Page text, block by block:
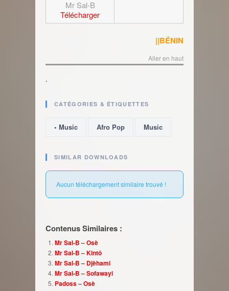
Mr Sal-B
Télécharger
||BÉNIN
Aller en haut
.
CATÉGORIES & ÉTIQUETTES
• Music Afro Pop Music
SIMILAR DOWNLOADS
Aucun téléchargement similaire trouvé !
Contenus Similaires :
Mr Sal-B – Osè
Mr Sal-B – Kintô
Mr Sal-B – Djèhami
Mr Sal-B – Sofawayi
Padoss – Osè